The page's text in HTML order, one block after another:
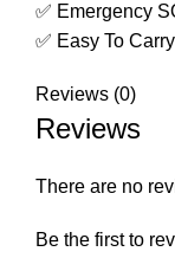
✅ Emergency
✅ Easy To
Reviews (0)
Reviews
There are no
Be the first to